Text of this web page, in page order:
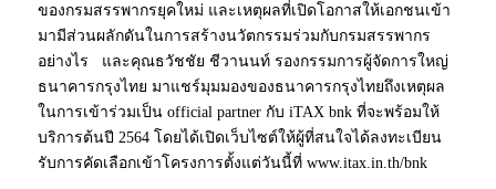
ของกรมสรรพากรยุคใหม่ และเหตุผลที่เปิดโอกาสให้เอกชนเข้า
มามีส่วนผลักดันในการสร้างนวัตกรรมร่วมกับกรมสรรพากร
อย่างไร และคุณธวัชชัย ชีวานนท์ รองกรรมการผู้จัดการใหญ่
ธนาคารกรุงไทย มาแชร์มุมมองของธนาคารกรุงไทยถึงเหตุผล
ในการเข้าร่วมเป็น official partner กับ iTAX bnk ที่จะพร้อมให้
บริการต้นปี 2564 โดยได้เปิดเว็บไซต์ให้ผู้ที่สนใจได้ลงทะเบียน
รับการคัดเลือกเข้าโครงการตั้งแต่วันนี้ที่ www.itax.in.th/bnk